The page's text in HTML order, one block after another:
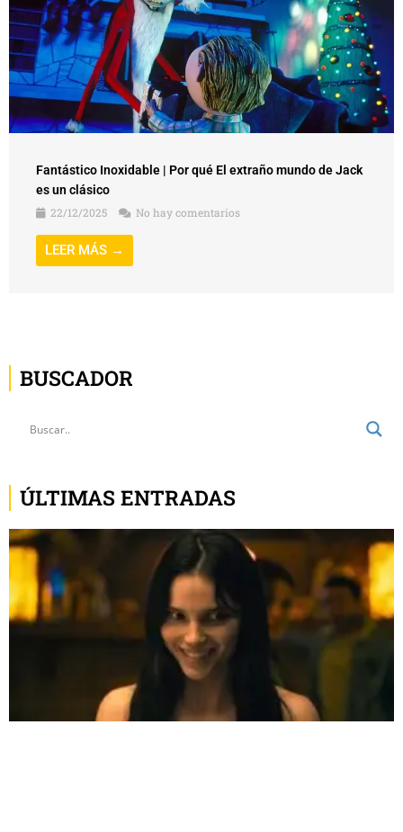
Fantástico Inoxidable | Por qué El extraño mundo de Jack
es un clásico
22/12/2025
No hay comentarios
LEER MÁS →
BUSCADOR
ÚLTIMAS ENTRADAS